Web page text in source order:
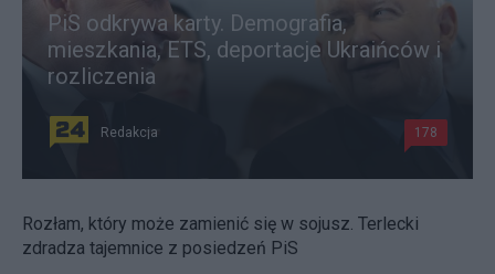
PiS odkrywa karty. Demografia,
mieszkania, ETS, deportacje Ukraińców i
rozliczenia
Redakcja 178
Rozłam, który może zamienić się w sojusz. Terlecki
zdradza tajemnice z posiedzeń PiS